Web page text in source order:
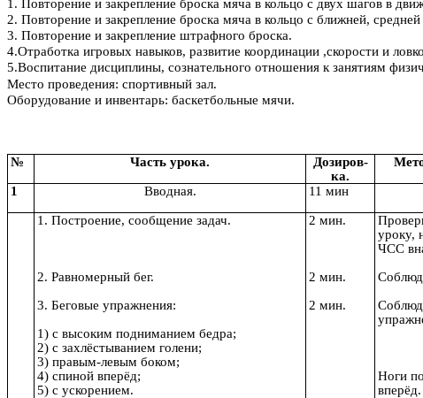
1. Повторение и закрепление броска мяча в кольцо с двух шагов в
2. Повторение и закрепление броска мяча в кольцо с ближней,
3. Повторение и закрепление штрафного броска.
4.Отработка игровых навыков, развитие координации ,скорости и
5.Воспитание дисциплины, сознательного
Место проведения: спортивный зал.
Оборудование и инвентарь: баскетбольные мячи.
№ Часть урока.
Дозиров-
ка.
1 Вводная. 11 мин
1. Построение, сообщение задач. 2 мин.
уроку,
ЧСС
2. Равномерный бег.
2 мин.
3. Беговые упражнения:
2 мин.
1) с высоким подниманием бедра;
2) с захлёстыванием голени;
3) правым-левым боком;
4) спиной вперёд;
5) с ускорением.
Ноги
вперёд.